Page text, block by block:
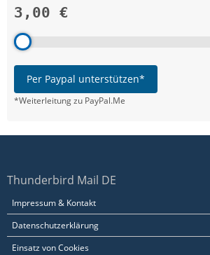
3,00 €
Per Paypal unterstützen*
*Weiterleitung zu PayPal.Me
Thunderbird Mail DE
Impressum & Kontakt
Datenschutzerklärung
Einsatz von Cookies